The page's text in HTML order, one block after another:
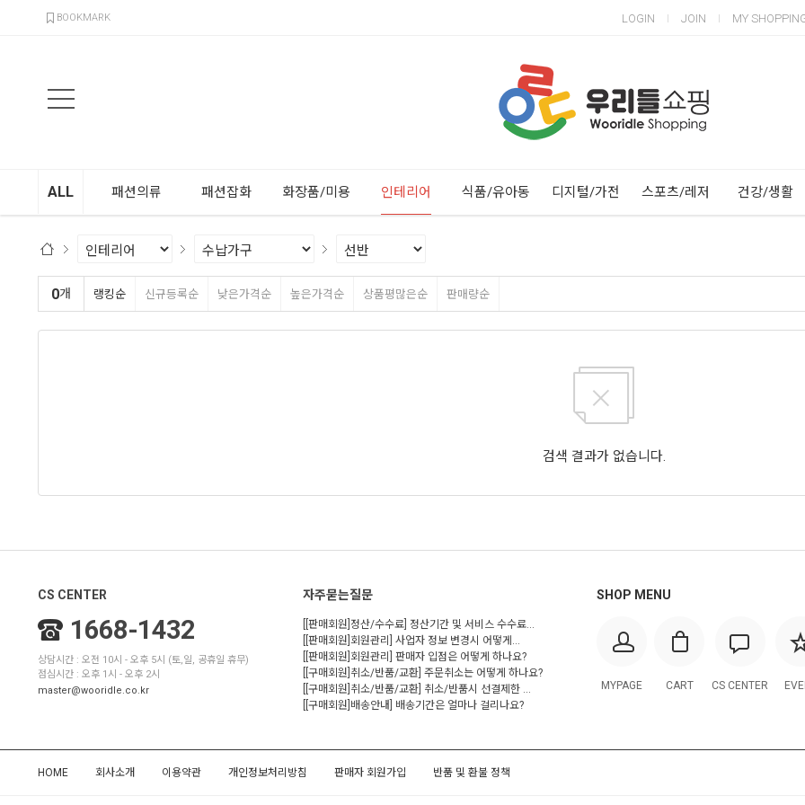
BOOKMARK LOGIN JOIN MY
ALL 패션의류 패션잡화 화장품/미용 인테리어 식품/유아동 디지털/가전 스포츠/레저 건강/생활
0개 랭킹순 신규등록순 낮은가격순 높은가격순 상품평많은순 판매량순
검색 결과가 없습니다.
CS CENTER
1668-1432
상담시간 : 오전 10시 - 오후 5시 (토,일, 공휴일 휴무)
점심시간 : 오후 1시 - 오후 2시
master@wooridle.co.kr
자주묻는질문
[[판매회원]정산/수수료] 정산기간 및 서비스 수수료...
[[판매회원]회원관리] 사업자 정보 변경시 어떻게...
[[판매회원]회원관리] 판매자 입점은 어떻게 하나요?
[[구매회원]취소/반품/교환] 주문취소는 어떻게 하나요?
[[구매회원]취소/반품/교환] 취소/반품시 선결제한 ...
[[구매회원]배송안내] 배송기간은 얼마나 걸리나요?
SHOP MENU
MYPAGE CART CS CENTER
HOME 회사소개 이용약관 개인정보처리방침 판매자 회원가입 반품 및 환불 정책